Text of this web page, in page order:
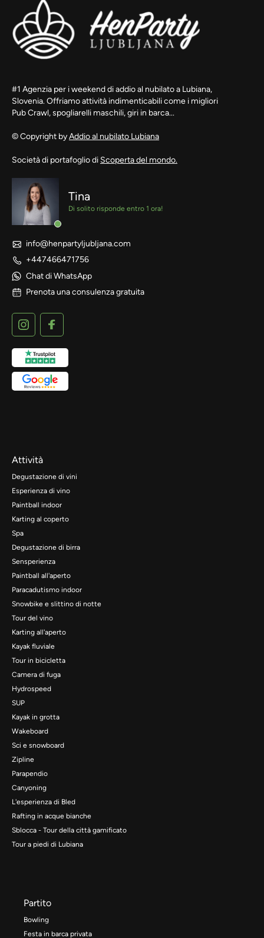
#1 Agenzia per i weekend di addio al nubilato a Lubiana,
Slovenia. Offriamo attività indimenticabili come i migliori
Pub Crawl, spogliarelli maschili, giri in barca...
© Copyright byAddio al nubilato Lubiana
Società di portafoglio di Scoperta del mondo.
Tina
Di solito risponde entro 1 ora!
info@henpartyljubljana.com
+447466471756
Chat di WhatsApp
Prenota una consulenza gratuita
Attività
Degustazione di vini
Esperienza di vino
Paintball indoor
Karting al coperto
Spa
Degustazione di birra
Sensperienza
Paintball all'aperto
Paracadutismo indoor
Snowbike e slittino di notte
Tour del vino
Karting all'aperto
Kayak fluviale
Tour in bicicletta
Camera di fuga
Hydrospeed
SUP
Kayak in grotta
Wakeboard
Sci e snowboard
Zipline
Parapendio
Canyoning
L'esperienza di Bled
Rafting in acque bianche
Sblocca - Tour della città gamificato
Tour a piedi di Lubiana
Partito
Bowling
Festa in barca privata